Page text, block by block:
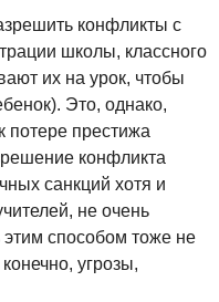
конфликты с
школы, классного
их на урок, чтобы
Это, однако,
потере престижа
конфликта
санкций хотя и
не очень
способом тоже не
угрозы,